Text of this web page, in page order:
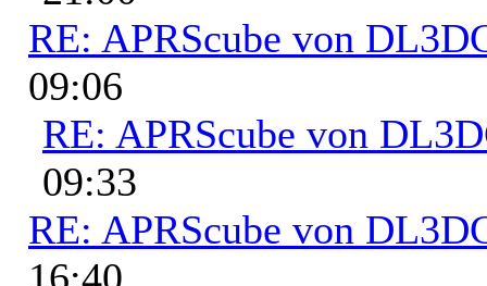
RE: APRScube von
09:06
RE: APRScube von
09:33
RE: APRScube von
16:40